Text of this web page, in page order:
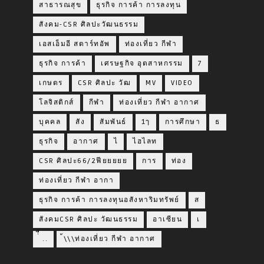
สาธารณสุข ธุรกิจ การค้า การลงทุน
สังคม-CSR ศิลปะวัฒนธรรม
เอสเอ็มอี สตาร์ทอัพ ท่องเที่ยว กีฬา
ธุรกิจ การค้า เศรษฐกิจ อุตสาหกรรม 7
เกษตร CSR ศิลปะ วัฒ MV VIDEO
โลจิสติกส์ กีฬา ท่องเที่ยว กีฬา อากาศ
บุคคล สัง สัมพันธ์ 1ๅ การศึกษา ธ
ธุรกิจ อากาศ ไ ไฮไลท
CSR ศิลปะ66/2ฟียยยยย การ ท่อง
ท่องเที่ยว กีฬา อากา
ธุรกิจ การค้า การลงทุนอสังหาริมทรัพย์ ส
สังคมCSR ศิลปะ วัฒนธรรม อาเซียน เ
่่ื​ .. ้\\\ท่องเที่ยว กีฬา อากาศ